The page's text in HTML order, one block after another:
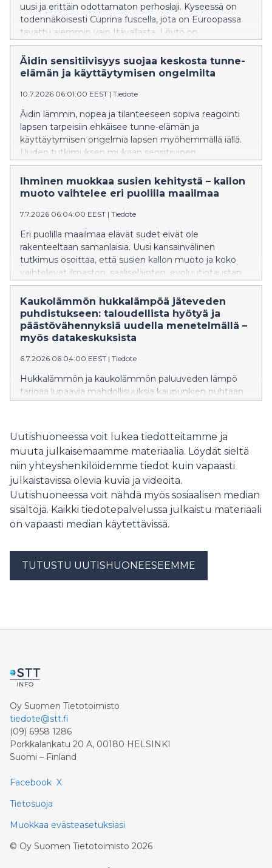
uusi ja erittäin odottamaton perhoslaji. Kyseessä on
todennäköisesti Cuprina fuscella, jota on Euroopassa
tavattu aiemmin vain Itävallasta. Löytö on
poikkeuksellinen, sillä laji kuuluu alaheimoon, jota ei ole
aiemmin havaittu Suomessa eikä muuallakaan
Pohjois-Euroopassa.
Äidin sensitiivisyys suojaa keskosta tunne-
elämän ja käyttäytymisen ongelmilta
10.7.2026 06:01:00 EEST | Tiedote
Äidin lämmin, nopea ja tilanteeseen sopiva reagointi
lapsen tarpeisiin ehkäisee tunne-elämän ja
käyttäytymisen ongelmia lapsen myöhemmällä iällä.
Uuden tutkimuksen mukaan sensitiivinen
vuorovaikutus suojaa etenkin ennenaikaisesti
syntyneitä.
Ihminen muokkaa susien kehitystä – kallon
muoto vaihtelee eri puolilla maailmaa
7.7.2026 06:04:00 EEST | Tiedote
Eri puolilla maailmaa elävät sudet eivät ole
rakenteeltaan samanlaisia. Uusi kansainvälinen
tutkimus osoittaa, että susien kallon muoto ja koko
vaihtelevat ilmaston, saaliseläinten, evoluutiotaustan
sekä yhä enemmän myös ihmisen vaikutuksen
mukaan.
Kaukolämmön hukkalämpöä jäteveden
puhdistukseen: taloudellista hyötyä ja
päästövähennyksiä uudella menetelmällä –
myös datakeskuksista
6.7.2026 06:04:00 EEST | Tiedote
Hukkalämmön ja kaukolämmön paluuveden lämpö
tarjoaa lupaavia mahdollisuuksia kaupunkien puhtaan
siirtymän edistämiseen. Oulun yliopiston Kavereno-
vuosittainen liiketulos voi parhaimmillaan kasvaa lähes
40 prosenttia, samalla kun hiilidioksidipäästöt
vähenevät noin kolmanneksen.
Uutishuoneessa voit lukea tiedotteitamme ja
muuta julkaisemaamme materiaalia. Löydät sieltä
niin yhteyshenkilöidemme tiedot kuin vapaasti
julkaistavissa olevia kuvia ja videoita.
Uutishuoneessa voit nähdä myös sosiaalisen median
sisältöjä. Kaikki tiedotepalvelussa julkaistu materiaali
on vapaasti median käytettävissä.
TUTUSTU UUTISHUONEESEEMME
Oy Suomen Tietotoimisto
tiedote@stt.fi
(09) 6958 1286
Porkkalankatu 20 A, 00180 HELSINKI
Suomi – Finland
Facebook X
Tietosuoja
Muokkaa evästeasetuksiasi
© Oy Suomen Tietotoimisto 2026